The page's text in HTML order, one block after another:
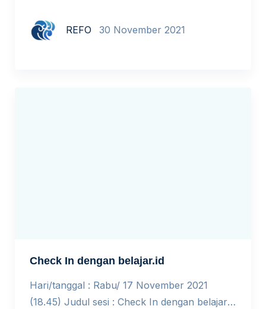
terlaksana jika tanpa kolaborasi. Karena itu,
Meet and Greet kali ini, banyak membahas
REFO 30 November 2021
Check In dengan belajar.id
Hari/tanggal : Rabu/ 17 November 2021
(18.45) Judul sesi : Check In dengan belajar.id